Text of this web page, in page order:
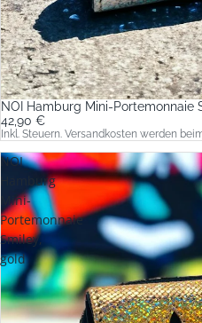
NOI Hamburg Mini-Portemonnaie
42,90 €
Inkl. Steuern. Versandkosten werden
NOI
Hamburg
Mini-
Portemonnaie
Smiley,
gold